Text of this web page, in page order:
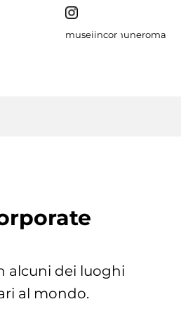
museiincomuneroma
alcuni dei luoghi
al mondo.